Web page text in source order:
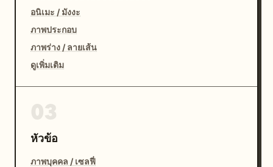
อนิเมะ / มังงะ
ภาพประกอบ
ภาพร่าง / ลายเส้น
ดูเพิ่มเติม
หัวข้อ
ภาพบุคคล / เซลฟี่